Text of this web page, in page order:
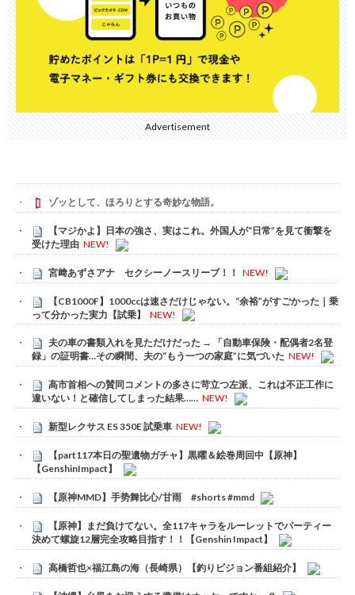
Advertisement
ゾッとして、ほろりとする奇妙な物語。
【マジかよ】日本の強さ、実はこれ。外国人が“日常”を見て衝撃を
受けた理由 NEW!
宮﨑あずさアナ セクシーノースリーブ！！ NEW!
【CB1000F】1000ccは速さだけじゃない。“余裕”がすごかった｜乗
って分かった実力【試乗】
NEW!
夫の車の書類入れを見ただけだった → 「自動車保険・配偶者2名登
録」の証明書…その瞬間、夫の“もう一つの家庭”に気づいた NEW!
高市首相への賛同コメントの多さに苛立つ左派、これは不正工作に
違いない！と確信してしまった結果…… NEW!
新型レクサス ES 350E 試乗車 NEW!
【part117本日の聖遺物ガチャ】黒曜＆絵巻周回中【原神】
【GenshinImpact】
【原神MMD】手势舞比心/甘雨 #shorts #mmd
【原神】まだ負けてない。全117キャラをルーレットでパーティー
決めて螺旋12層完全攻略目指す！！【Genshin Impact】
高橋哲也×福江島の海（長崎県）【釣りビジョン番組紹介】